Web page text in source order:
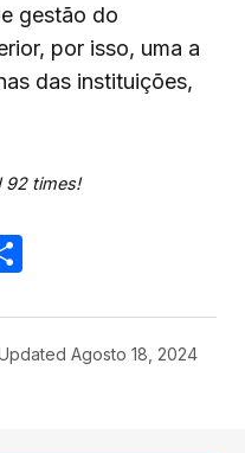
gestão do
por isso, uma a
das instituições,
92 times!
Agosto 18, 2024